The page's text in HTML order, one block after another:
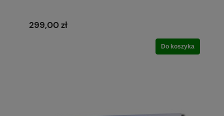
299,00 zł
Do koszyka